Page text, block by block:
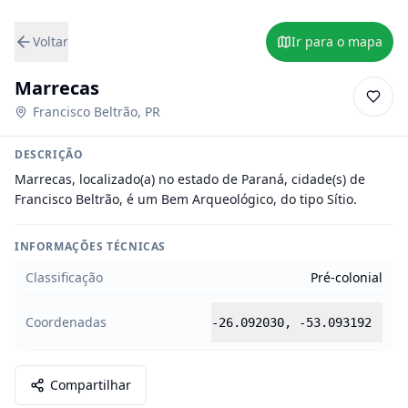
Voltar Ir para o mapa
Marrecas
Francisco Beltrão, PR
DESCRIÇÃO
Marrecas, localizado(a) no estado de Paraná, cidade(s) de
Francisco Beltrão, é um Bem Arqueológico, do tipo Sítio.
INFORMAÇÕES TÉCNICAS
Classificação Pré-colonial
Coordenadas -26.092030, -53.093192
Compartilhar